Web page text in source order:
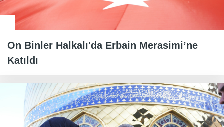
On Binler Halkalı'da Erbain Merasimi’ne
Katıldı